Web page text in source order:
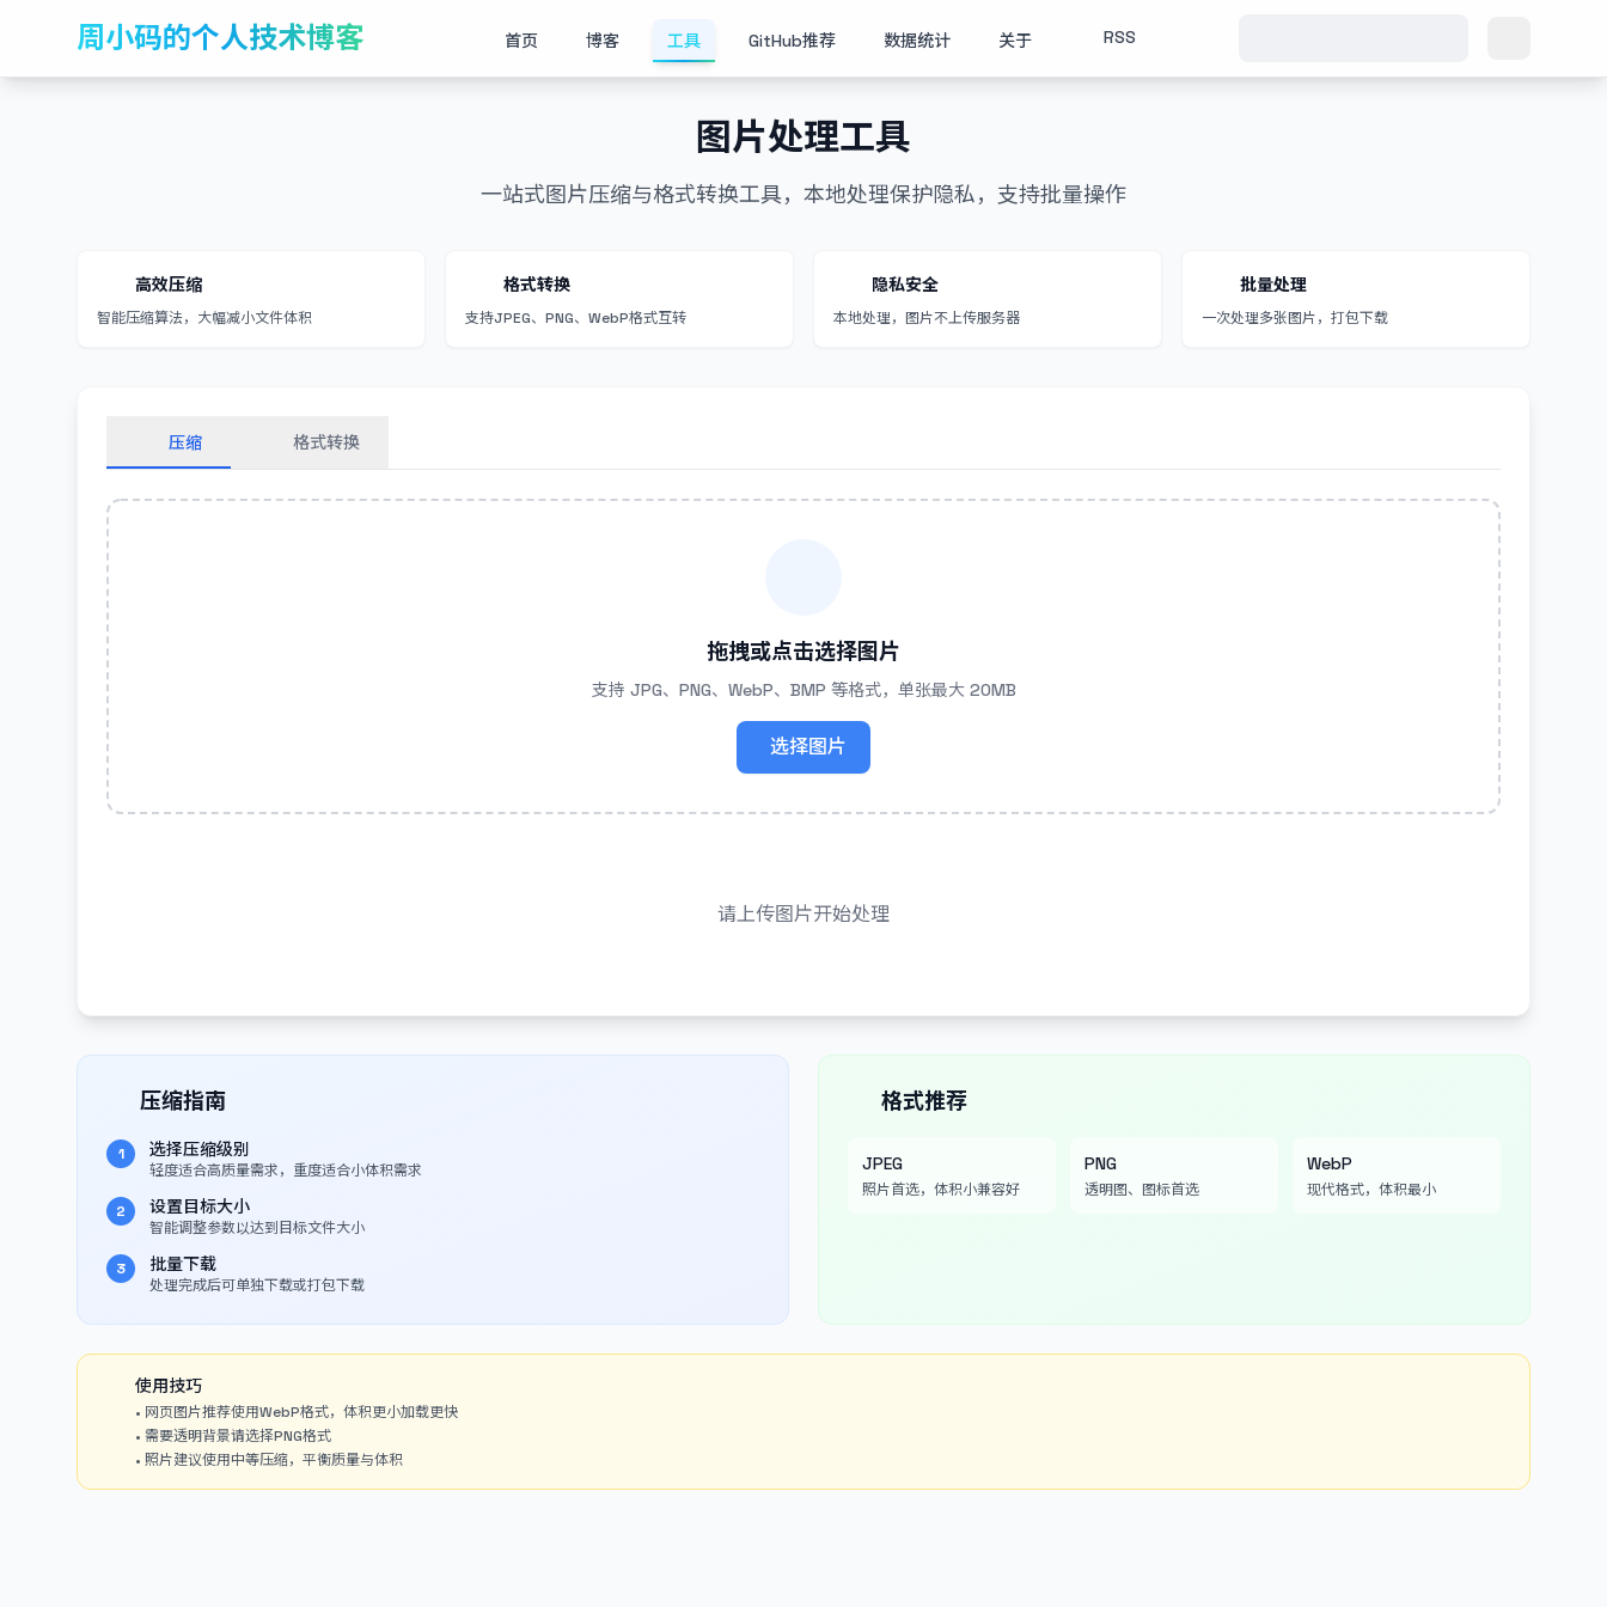
周小码的个人技术博客 首页 博客 工具 GitHub推荐 数据统计 关于 RSS
图片处理工具
一站式图片压缩与格式转换工具，本地处理保护隐私，支持批量操作
高效压缩
智能压缩算法，大幅减小文件体积
格式转换
支持JPEG、PNG、WebP格式互转
隐私安全
本地处理，图片不上传服务器
批量处理
一次处理多张图片，打包下载
压缩 格式转换
拖拽或点击选择图片
支持 JPG、PNG、WebP、BMP 等格式，单张最大 20MB
选择图片
请上传图片开始处理
压缩指南
1 选择压缩级别
轻度适合高质量需求，重度适合小体积需求
2 设置目标大小
智能调整参数以达到目标文件大小
3 批量下载
处理完成后可单独下载或打包下载
格式推荐
JPEG
照片首选，体积小兼容好
PNG
透明图、图标首选
WebP
现代格式，体积最小
使用技巧
• 网页图片推荐使用WebP格式，体积更小加载更快
• 需要透明背景请选择PNG格式
• 照片建议使用中等压缩，平衡质量与体积